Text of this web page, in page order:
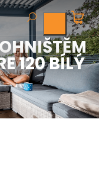
120 BÍLÝ